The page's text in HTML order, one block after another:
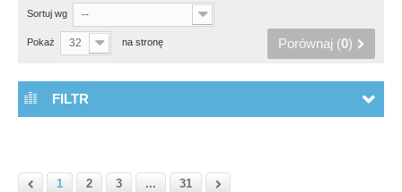
Sortuj wg --
Pokaż 32 na stronę Porównaj (0)
FILTR
1 2 3 ...
31